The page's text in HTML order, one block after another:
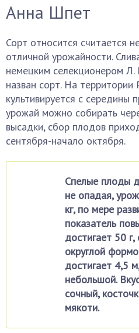
Анна Шпет
Сорт относится считается
отличной урожайности.
немецким селекционером Л.
назван сорт. На территории
культивируется с середины
урожай можно собирать
высадки, сбор плодов
сентября-начало октября.
Спелые плоды
не опадая,
кг, по мере
показатель
достигает 50
округлой
достигает 4,5
небольшой.
сочный,
мякоти.